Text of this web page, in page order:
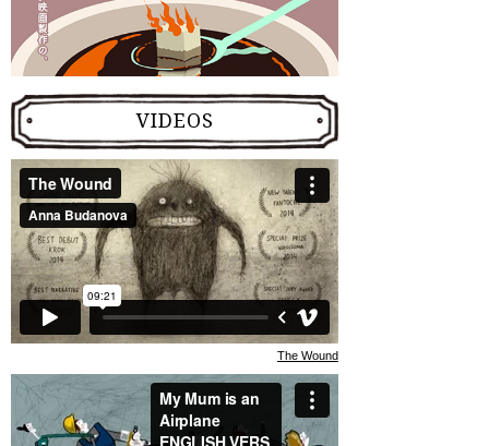
VIDEOS
The Wound